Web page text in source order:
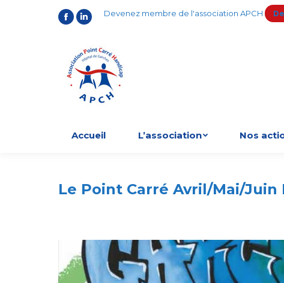
Facebook
LinkedIn
Devenez membre de l'association APCH
Accueil L’association Nos
Le Point Carré Avril/Mai/Juin